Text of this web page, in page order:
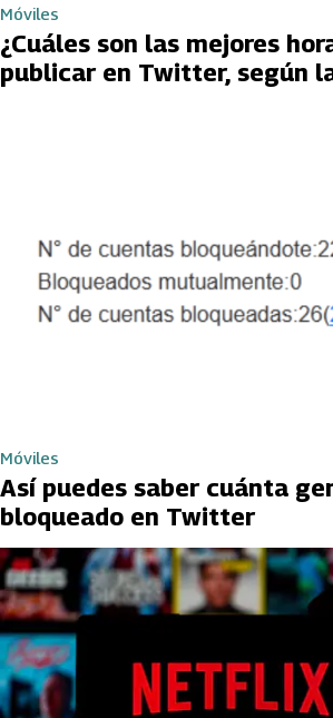
Móviles
¿Cuáles son las mejores
publicar en Twitter, según
Móviles
Así puedes saber cuánta
bloqueado en Twitter